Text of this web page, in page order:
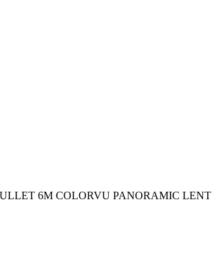
6M COLORVU PANORAMIC LENT